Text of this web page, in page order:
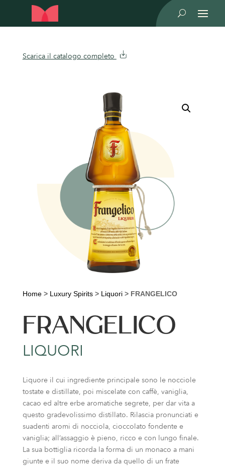
U
Scarica il catalogo completo
Home> Luxury Spirits> Liquori> FRANGELICO
FRANGELICO
LIQUORI
Liquore il cui ingrediente principale sono le nocciole
tostate e distillate, poi miscelate con caffè, vaniglia,
cacao ed altre erbe aromatiche segrete, per dar vita a
questo gradevolissimo distillato. Rilascia pronunciati e
suadenti aromi di nocciola, cioccolato fondente e
vaniglia; all’assaggio è pieno, ricco e con lungo finale.
La sua bottiglia ricorda la forma di un monaco a mani
giunte e il suo nome deriva da quello di un frate